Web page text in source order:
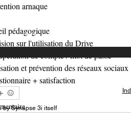
arnaque
pédagogique
sur l'utilisation du Drive
de compte / mot de passe
et prévention des réseaux sociaux
+ satisfaction
by Synapse 3i itself